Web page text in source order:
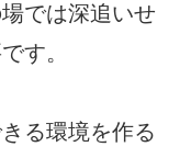
では深追いせ
す。
る環境を作る